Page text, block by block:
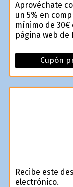
Aprovéchate
un 5% en
mínimo de 30€
página web de
Cupón
Recibe este
electrónico.